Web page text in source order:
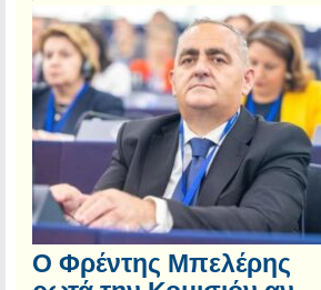
Ο Φρέντης Μπελέρης